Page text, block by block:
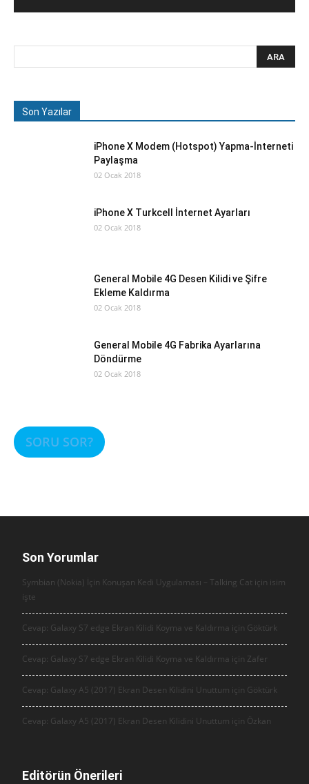
Son Yazılar
iPhone X Modem (Hotspot) Yapma-İnterneti
Paylaşma
02 Ocak 2018
iPhone X Turkcell İnternet Ayarları
02 Ocak 2018
General Mobile 4G Desen Kilidi ve Şifre
Ekleme Kaldırma
02 Ocak 2018
General Mobile 4G Fabrika Ayarlarına
Döndürme
02 Ocak 2018
SORU SOR?
Son Yorumlar
Symbian (Nokia) İçin Konuşan Kedi Uygulaması – Talking Cat için isim
işte
Cevap: Galaxy S7 edge Ekran Kilidi Koyma ve Kaldırma için Göktürk
Cevap: Galaxy S7 edge Ekran Kilidi Koyma ve Kaldırma için Zafer
Cevap: Galaxy A5 (2017) Ekran Desen Kilidini Unuttum için Göktürk
Cevap: Galaxy A5 (2017) Ekran Desen Kilidini Unuttum için Özkan
Editörün Önerileri